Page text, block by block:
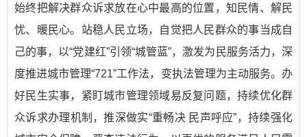
始终把解决群众诉求放在心中最高的位置，知民情、解民
忧、暖民心。站稳人民立场，自觉把人民群众的事当成自
己的事，以“党建红”引领“城管蓝”，激发为民服务活力，深
度推进城市管理“721”工作法，变执法管理为主动服务。办
好民生实事，紧盯城市管理领域易反复问题，持续优化群
众诉求办理机制，推深做实“重畅决 民声呼应”，持续强化